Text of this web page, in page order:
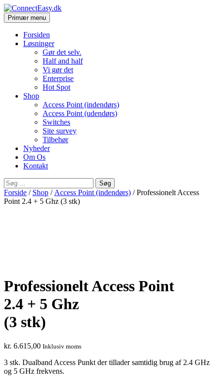
ConnectEasy.dk
SøgPrimær menu Hop
til
Forsiden
Løsninger
Gør det selv.
Half and half
Vi gør det
Enterprise
Hot Spot
Shop
Access Point (indendørs)
Access Point (udendørs)
Switches
Site survey
Tilbehør
Nyheder
Om Os
Kontakt
Søg
efter:
Forside / Shop / Access Point (indendørs) / Professionelt Access
Point 2.4 + 5 Ghz (3 stk)
Professionelt Access Point
2.4 + 5 Ghz
(3 stk)
kr. 6.615,00 Inklusiv moms
3 stk. Dualband Access Punkt der tillader samtidig brug af 2.4 GHz
og 5 GHz frekvens.